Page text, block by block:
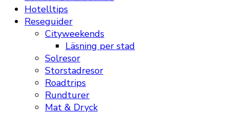
Hotelltips
Reseguider
Cityweekends
Läsning per stad
Solresor
Storstadresor
Roadtrips
Rundturer
Mat & Dryck